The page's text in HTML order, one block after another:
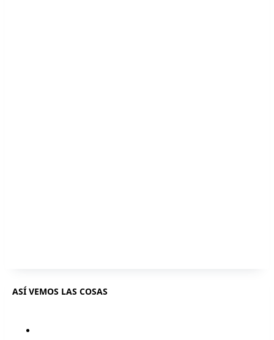
ASÍ VEMOS LAS COSAS